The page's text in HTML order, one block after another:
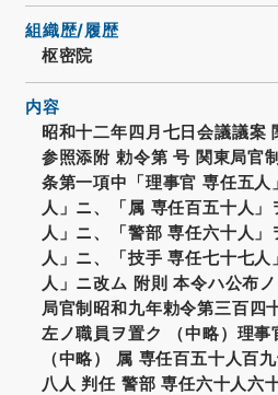
組織歴/履歴
枢密院
内容
昭和十二年四月七日会議議案
参照添附 勅令第 号 関東局官
条第一項中「理事官 専任五人
人」ニ、「属 専任百五十人
人」ニ、「警部 専任六十人
人」ニ、「技手 専任七十七
人」ニ改ム 附則 本令ハ公布
局官制昭和九年勅令第三百四
左ノ職員ヲ置ク （中略）理
（中略） 属 専任百五十人百
八人 判任 警部 専任六十人六